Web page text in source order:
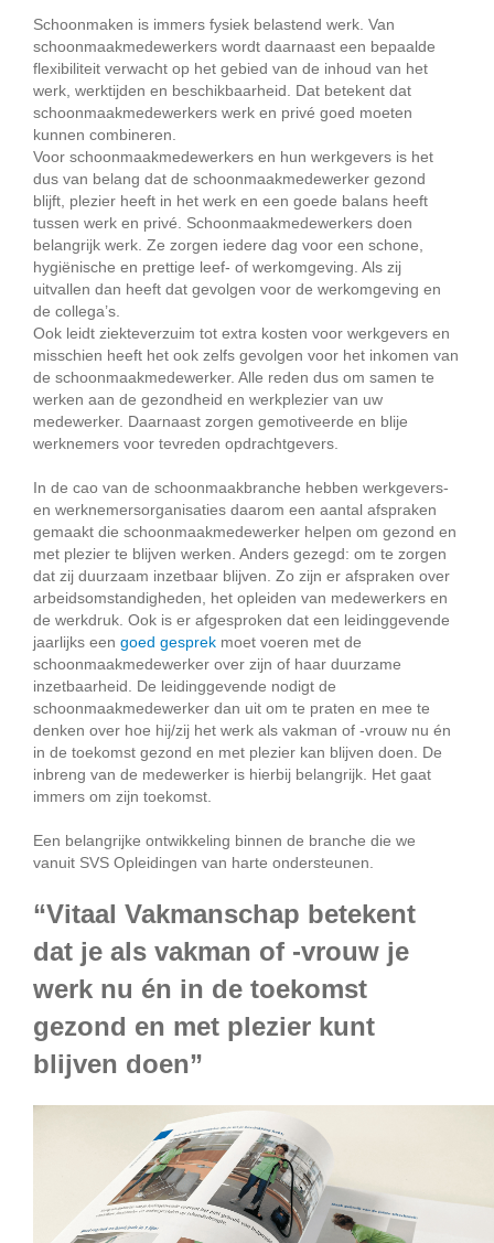
Schoonmaken is immers fysiek belastend werk. Van
schoonmaakmedewerkers wordt daarnaast een bepaalde
flexibiliteit verwacht op het gebied van de inhoud van het
werk, werktijden en beschikbaarheid. Dat betekent dat
schoonmaakmedewerkers werk en privé goed moeten
kunnen combineren.
Voor schoonmaakmedewerkers en hun werkgevers is het
dus van belang dat de schoonmaakmedewerker gezond
blijft, plezier heeft in het werk en een goede balans heeft
tussen werk en privé. Schoonmaakmedewerkers doen
belangrijk werk. Ze zorgen iedere dag voor een schone,
hygiënische en prettige leef- of werkomgeving. Als zij
uitvallen dan heeft dat gevolgen voor de werkomgeving en
de collega’s.
Ook leidt ziekteverzuim tot extra kosten voor werkgevers en
misschien heeft het ook zelfs gevolgen voor het inkomen van
de schoonmaakmedewerker. Alle reden dus om samen te
werken aan de gezondheid en werkplezier van uw
medewerker. Daarnaast zorgen gemotiveerde en blije
werknemers voor tevreden opdrachtgevers.
In de cao van de schoonmaakbranche hebben werkgevers-
en werknemersorganisaties daarom een aantal afspraken
gemaakt die schoonmaakmedewerker helpen om gezond en
met plezier te blijven werken. Anders gezegd: om te zorgen
dat zij duurzaam inzetbaar blijven. Zo zijn er afspraken over
arbeidsomstandigheden, het opleiden van medewerkers en
de werkdruk. Ook is er afgesproken dat een leidinggevende
jaarlijks een goed gesprek moet voeren met de
schoonmaakmedewerker over zijn of haar duurzame
inzetbaarheid. De leidinggevende nodigt de
schoonmaakmedewerker dan uit om te praten en mee te
denken over hoe hij/zij het werk als vakman of -vrouw nu én
in de toekomst gezond en met plezier kan blijven doen. De
inbreng van de medewerker is hierbij belangrijk. Het gaat
immers om zijn toekomst.
Een belangrijke ontwikkeling binnen de branche die we
vanuit SVS Opleidingen van harte ondersteunen.
“Vitaal Vakmanschap betekent
dat je als vakman of -vrouw je
werk nu én in de toekomst
gezond en met plezier kunt
blijven doen”